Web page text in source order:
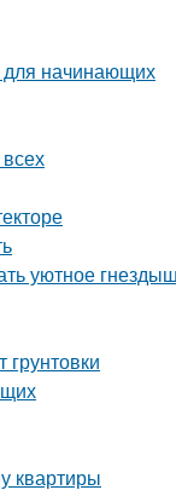
для начинающих
уютное
грунтовки
квартиры